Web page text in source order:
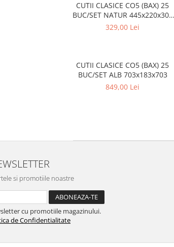
CUTII CLASICE CO5 (BAX) 25
BUC/SET NATUR 445x220x305
mm
329,00 Lei
CUTII CLASICE CO5 (BAX) 25
BUC/SET ALB 703x183x703
849,00 Lei
si promotiile noastre
cu promotiile magazinului.
de Confidentialitate